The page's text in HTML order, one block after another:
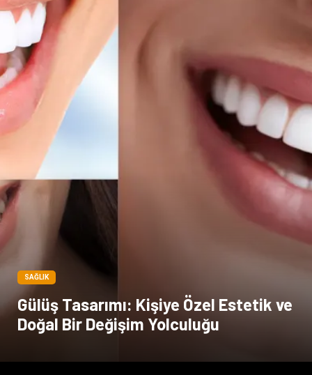
Pazarlama
Kiralama Servisleri
Kültür
SAĞLIK
Gülüş Tasarımı: Kişiye Özel Estetik ve
Doğal Bir Değişim Yolculuğu